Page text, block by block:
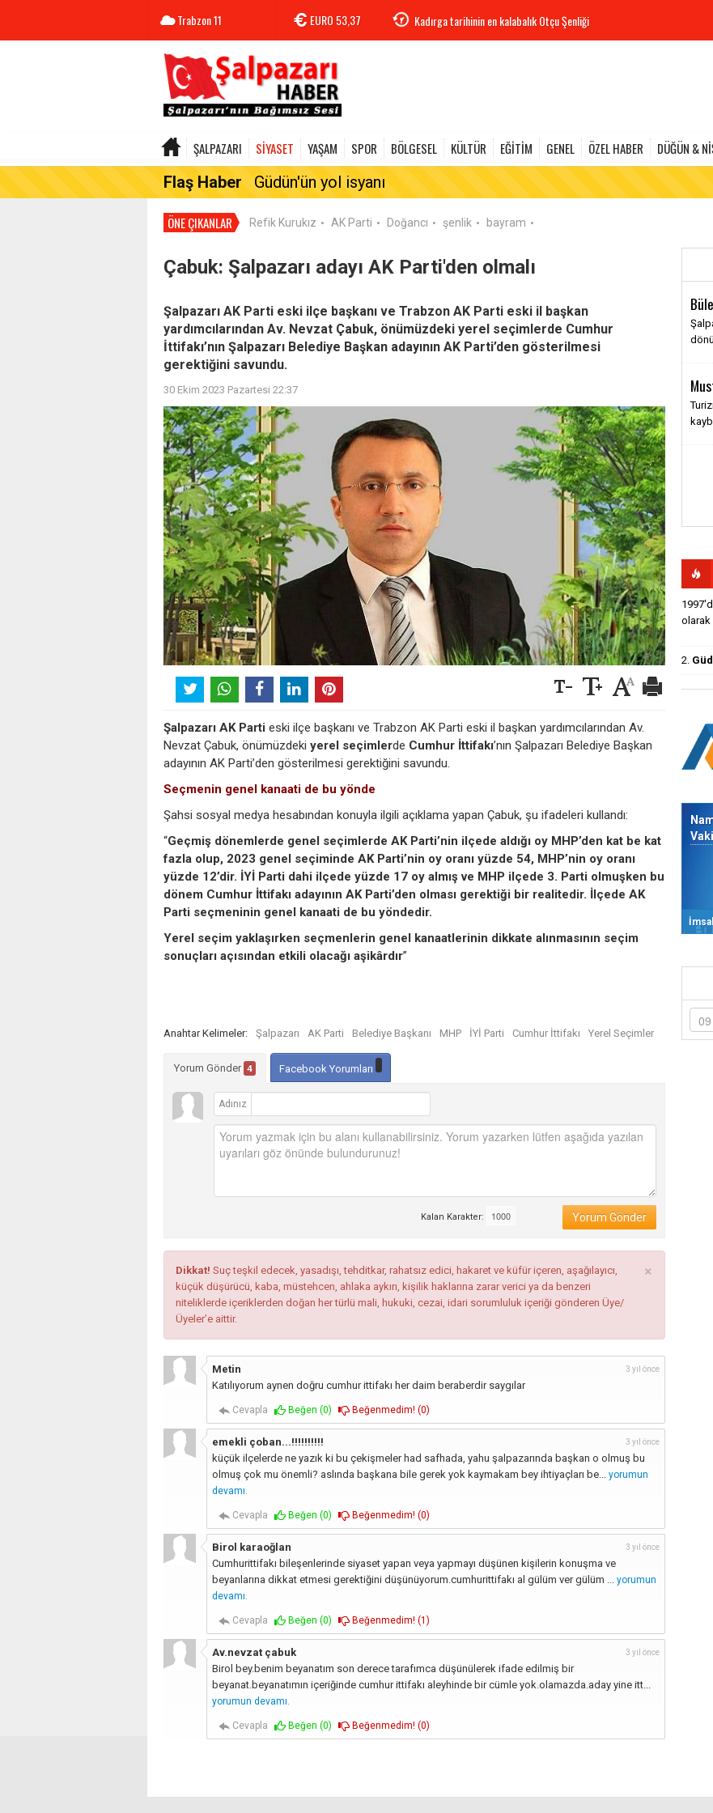
Trabzon11 EURO53,37 Kadırga tarihinin en kalabalık Otçu Şenliği
ŞALPAZARI SİYASET YAŞAM SPOR BÖLGESEL KÜLTÜR EĞİTİM GENEL ÖZEL HABER DÜĞÜN &
Flaş Haber Güdün'ün yol isyanı
ÖNE ÇIKANLAR Refik Kurukız • AK Parti • Doğancı • şenlik • bayram •
Çabuk: Şalpazarı adayı AK Parti'den olmalı
Şalpazarı AK Parti eski ilçe başkanı ve Trabzon AK Parti eski il başkan
yardımcılarından Av. Nevzat Çabuk, önümüzdeki yerel seçimlerde Cumhur
İttifakı’nın Şalpazarı Belediye Başkan adayının AK Parti’den gösterilmesi
gerektiğini savundu.
30 Ekim 2023 Pazartesi 22:37
Şalpazarı AK Parti eski ilçe başkanı ve Trabzon AK Parti eski il başkan yardımcılarından Av.
Nevzat Çabuk, önümüzdeki yerel seçimlerde Cumhur İttifakı’nın Şalpazarı Belediye Başkan
adayının AK Parti’den gösterilmesi gerektiğini savundu.
Seçmenin genel kanaati de bu yönde
Şahsi sosyal medya hesabından konuyla ilgili açıklama yapan Çabuk, şu ifadeleri kullandı:
“Geçmiş dönemlerde genel seçimlerde AK Parti’nin ilçede aldığı oy MHP’den kat be kat
fazla olup, 2023 genel seçiminde AK Parti’nin oy oranı yüzde 54, MHP’nin oy oranı
yüzde 12’dir. İYİ Parti dahi ilçede yüzde 17 oy almış ve MHP ilçede 3. Parti olmuşken bu
dönem Cumhur İttifakı adayının AK Parti’den olması gerektiği bir realitedir. İlçede AK
Parti seçmeninin genel kanaati de bu yöndedir.
Yerel seçim yaklaşırken seçmenlerin genel kanaatlerinin dikkate alınmasının seçim
sonuçları açısından etkili olacağı aşikârdır”
Anahtar Kelimeler: Şalpazarı AK Parti Belediye Başkanı MHP İYİ Parti Cumhur İttifakı Yerel Seçimler
Yorum Gönder 4 Facebook Yorumları
Adınız
Yorum Gönder
Kalan Karakter:
×
Dikkat! Suç teşkil edecek, yasadışı, tehditkar, rahatsız edici, hakaret ve küfür içeren, aşağılayıcı,
küçük düşürücü, kaba, müstehcen, ahlaka aykırı, kişilik haklarına zarar verici ya da benzeri
niteliklerde içeriklerden doğan her türlü mali, hukuki, cezai, idari sorumluluk içeriği gönderen Üye/
Üyeler’e aittir.
Metin 3 yıl önce
Katılıyorum aynen doğru cumhur ittifakı her daim beraberdir saygılar
Cevapla Beğen (0) Beğenmedim! (0)
emekli çoban...!!!!!!!!!! 3 yıl önce
küçük ilçelerde ne yazık ki bu çekişmeler had safhada, yahu şalpazarında başkan o olmuş bu
olmuş çok mu önemli? aslında başkana bile gerek yok kaymakam bey ihtiyaçları be... yorumun
devamı.
Cevapla Beğen (0) Beğenmedim! (0)
Birol karaoğlan 3 yıl önce
Cumhurittifakı bileşenlerinde siyaset yapan veya yapmayı düşünen kişilerin konuşma ve
beyanlarına dikkat etmesi gerektiğini düşünüyorum.cumhurittifakı al gülüm ver gülüm ... yorumun
devamı.
Cevapla Beğen (0) Beğenmedim! (1 )
Av.nevzat çabuk 3 yıl önce
Birol bey.benim beyanatım son derece tarafımca düşünülerek ifade edilmiş bir
beyanat.beyanatımın içeriğinde cumhur ittifakı aleyhinde bir cümle yok.olamazda.aday yine itt...
yorumun devamı.
Cevapla Beğen (0) Beğenmedim! (0)
olarak
2.